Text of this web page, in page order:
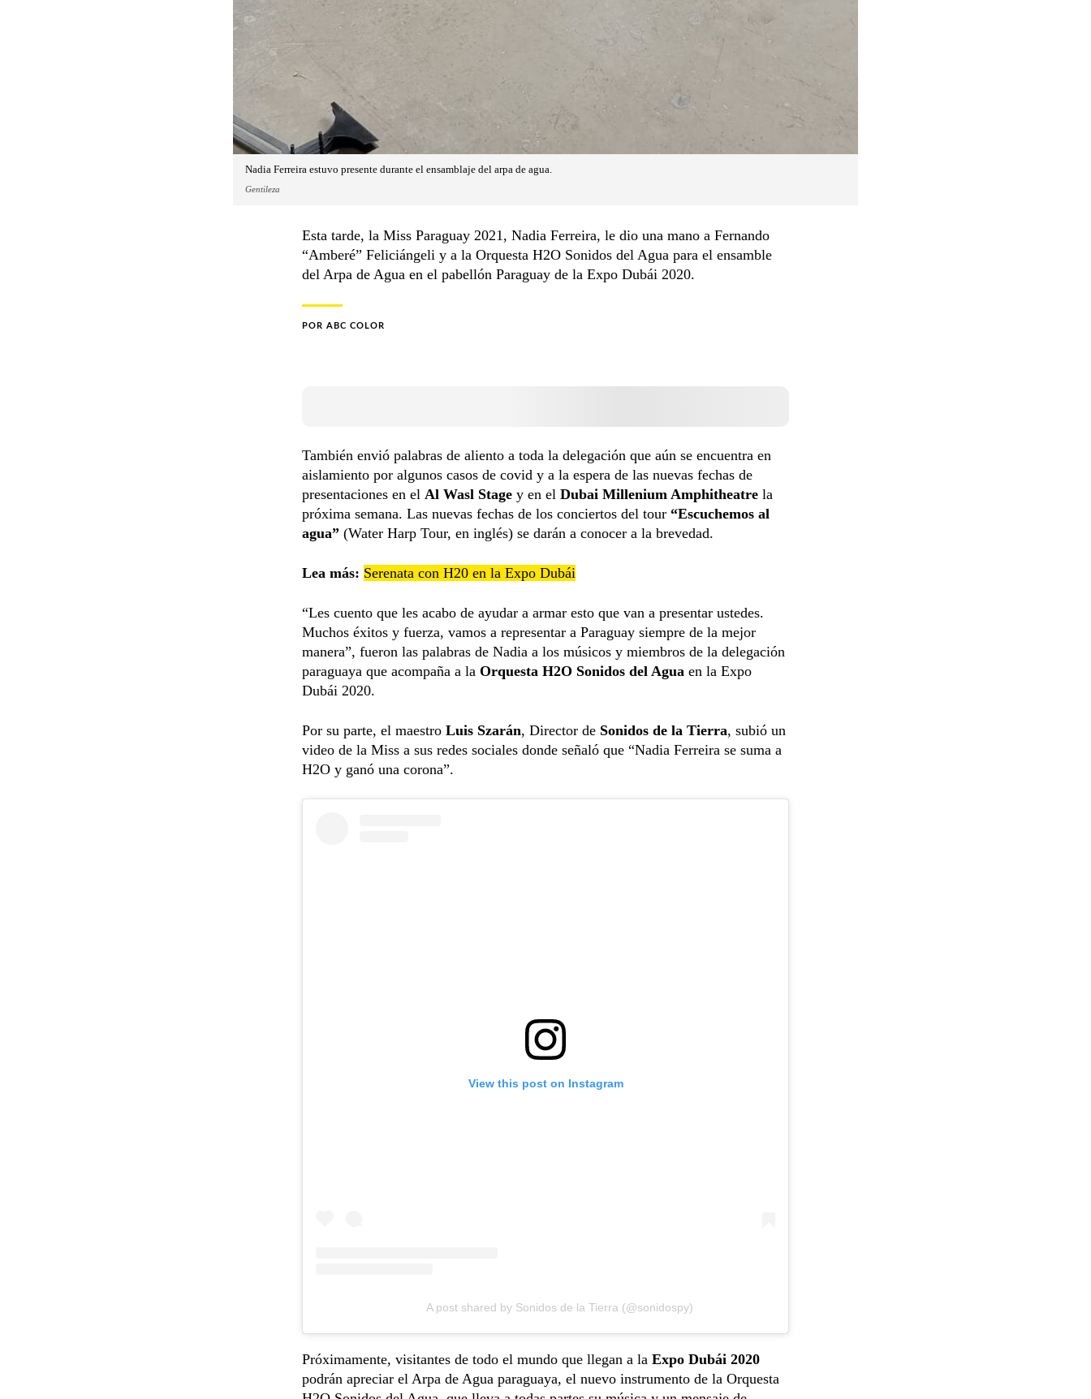
Nadia Ferreira estuvo presente durante el ensamblaje del arpa de agua.
Gentileza
Esta tarde, la Miss Paraguay 2021, Nadia Ferreira, le dio una mano a Fernando
“Amberé” Feliciángeli y a la Orquesta H2O Sonidos del Agua para el ensamble
del Arpa de Agua en el pabellón Paraguay de la Expo Dubái 2020.
POR ABC COLOR
También envió palabras de aliento a toda la delegación que aún se encuentra en
aislamiento por algunos casos de covid y a la espera de las nuevas fechas de
presentaciones en el Al Wasl Stage y en el Dubai Millenium Amphitheatre la
próxima semana. Las nuevas fechas de los conciertos del tour “Escuchemos al
agua” (Water Harp Tour, en inglés) se darán a conocer a la brevedad.
Lea más: Serenata con H20 en la Expo Dubái
“Les cuento que les acabo de ayudar a armar esto que van a presentar ustedes.
Muchos éxitos y fuerza, vamos a representar a Paraguay siempre de la mejor
manera”, fueron las palabras de Nadia a los músicos y miembros de la delegación
paraguaya que acompaña a la Orquesta H2O Sonidos del Agua en la Expo
Dubái 2020.
Por su parte, el maestro Luis Szarán, Director de Sonidos de la Tierra, subió un
video de la Miss a sus redes sociales donde señaló que “Nadia Ferreira se suma a
H2O y ganó una corona”.
View this post on Instagram
A post shared by Sonidos de la Tierra (@sonidospy)
Próximamente, visitantes de todo el mundo que llegan a la Expo Dubái 2020
podrán apreciar el Arpa de Agua paraguaya, el nuevo instrumento de la Orquesta